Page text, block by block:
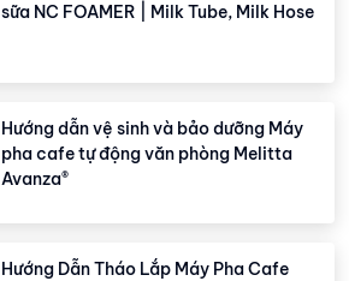
sữa NC FOAMER | Milk Tube, Milk Hose
Hướng dẫn vệ sinh và bảo dưỡng Máy
pha cafe tự động văn phòng Melitta
Avanza®
Hướng Dẫn Tháo Lắp Máy Pha Cafe